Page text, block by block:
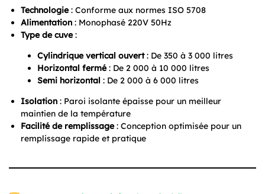
Technologie: Conforme aux normes ISO 5708
Alimentation : Monophasé 220V 50Hz
Type de cuve:
Cylindrique vertical ouvert: De 350 à 3 000 litres
Horizontal fermé: De 2 000 à 10 000 litres
Semi horizontal : De 2 000 à 6 000 litres
Isolation : Paroi isolante épaisse pour un meilleur
maintien de la température
Facilité de remplissage: Conception optimisée pour un
remplissage rapide et pratique